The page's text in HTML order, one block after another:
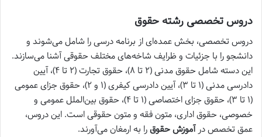
دروس تخصصی رشته حقوق
دروس تخصصی، بخش عمده‌ای از برنامه درسی را شامل می‌شوند و
دانشجو را با جزئیات و ظرایف شاخه‌های مختلف حقوقی آشنا می‌سازند.
این دسته شامل حقوق مدنی (۲ تا ۸)، حقوق تجارت (۲ تا ۴)، آیین
دادرسی مدنی (۱ تا ۳)، آیین دادرسی کیفری (۱ و ۲)، حقوق جزای عمومی
(۱ تا ۳)، حقوق جزای اختصاصی (۱ تا ۴)، حقوق بین‌الملل عمومی و
خصوصی، حقوق اداری، متون فقه و متون حقوقی است. این دروس،
عمق تخصص در آموزش حقوقرا به ارمغان می‌آورند.